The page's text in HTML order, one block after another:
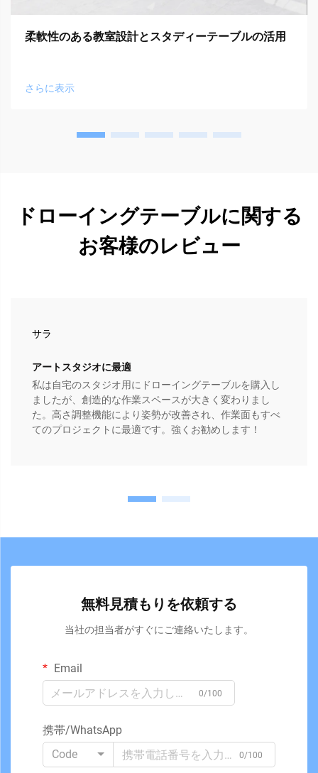
柔軟性のある教室設計とスタディーテーブルの活用
さらに表示
ドローイングテーブルに関する
お客様のレビュー
サラ
アートスタジオに最適
私は自宅のスタジオ用にドローイングテーブルを購入し
ましたが、創造的な作業スペースが大きく変わりまし
た。高さ調整機能により姿勢が改善され、作業面もすべ
てのプロジェクトに最適です。強くお勧めします！
無料見積もりを依頼する
当社の担当者がすぐにご連絡いたします。
Email
0/100
携帯/WhatsApp
Code
0/100